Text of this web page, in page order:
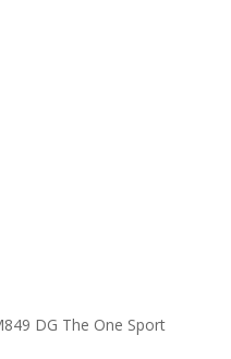
DG The One Sport